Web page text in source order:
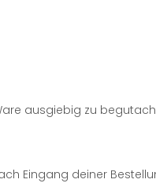
ausgiebig zu
Eingang deiner